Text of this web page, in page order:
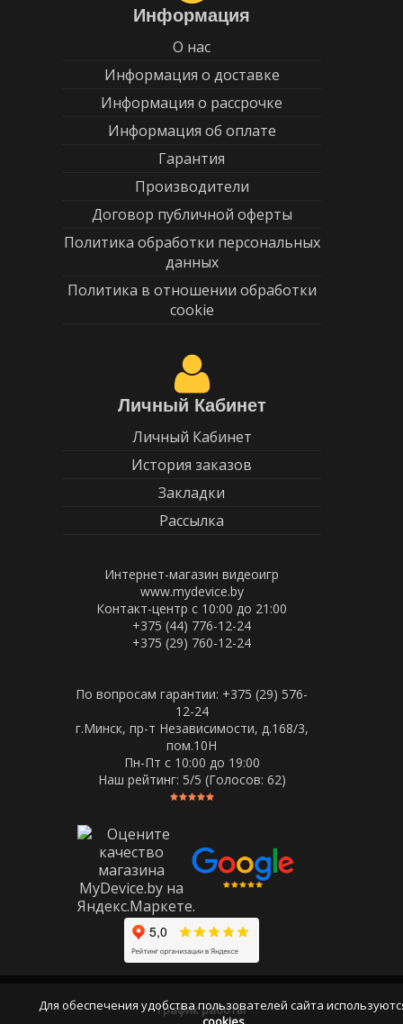
Информация
О нас
Информация о доставке
Информация о рассрочке
Информация об оплате
Гарантия
Производители
Договор публичной оферты
Политика обработки персональных
данных
Политика в отношении обработки
cookie
Личный Кабинет
Личный Кабинет
История заказов
Закладки
Рассылка
Интернет-магазин видеоигр
www.mydevice.by
Контакт-центр с 10:00 до 21:00
+375 (44) 776-12-24
+375 (29) 760-12-24
По вопросам гарантии: +375 (29) 576-
12-24
г.Минск, пр-т Независимости, д.168/3,
пом.10Н
Пн-Пт c 10:00 до 19:00
Наш рейтинг: 5/5 (Голосов: 62)
График работы
Для обеспечения удобства пользователей сайта